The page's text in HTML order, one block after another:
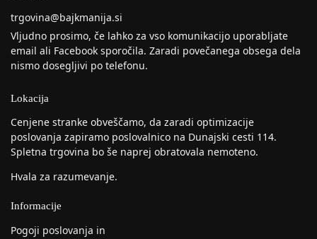
trgovina@bajkmanija.si
Vljudno prosimo, če lahko za vso komunikacijo uporabljate
email ali Facebook sporočila. Zaradi povečanega obsega dela
nismo dosegljivi po telefonu.
Lokacija
Cenjene stranke obveščamo, da zaradi optimizacije
poslovanja zapiramo poslovalnico na Dunajski cesti 114.
Spletna trgovina bo še naprej obratovala nemoteno.
Hvala za razumevanje.
Informacije
Pogoji poslovanja in